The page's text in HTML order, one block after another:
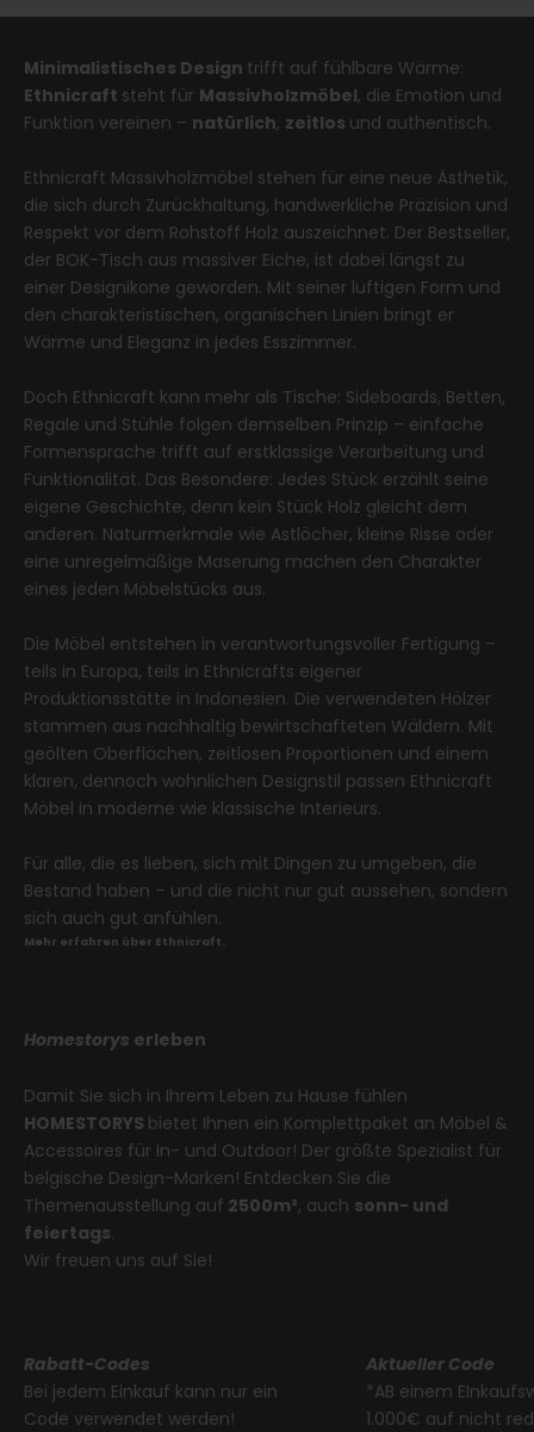
Minimalistisches Design trifft auf fühlbare Wärme:
Ethnicraft steht für Massivholzmöbel, die Emotion und
Funktion vereinen – natürlich, zeitlos und authentisch.
Ethnicraft Massivholzmöbel stehen für eine neue Ästhetik,
die sich durch Zurückhaltung, handwerkliche Präzision und
Respekt vor dem Rohstoff Holz auszeichnet. Der Bestseller,
der BOK-Tisch aus massiver Eiche, ist dabei längst zu
einer Designikone geworden. Mit seiner luftigen Form und
den charakteristischen, organischen Linien bringt er
Wärme und Eleganz in jedes Esszimmer.
Doch Ethnicraft kann mehr als Tische: Sideboards, Betten,
Regale und Stühle folgen demselben Prinzip – einfache
Formensprache trifft auf erstklassige Verarbeitung und
Funktionalität. Das Besondere: Jedes Stück erzählt seine
eigene Geschichte, denn kein Stück Holz gleicht dem
anderen. Naturmerkmale wie Astlöcher, kleine Risse oder
eine unregelmäßige Maserung machen den Charakter
eines jeden Möbelstücks aus.
Die Möbel entstehen in verantwortungsvoller Fertigung –
teils in Europa, teils in Ethnicrafts eigener
Produktionsstätte in Indonesien. Die verwendeten Hölzer
stammen aus nachhaltig bewirtschafteten Wäldern. Mit
geölten Oberflächen, zeitlosen Proportionen und einem
klaren, dennoch wohnlichen Designstil passen Ethnicraft
Möbel in moderne wie klassische Interieurs.
Für alle, die es lieben, sich mit Dingen zu umgeben, die
Bestand haben – und die nicht nur gut aussehen, sondern
sich auch gut anfühlen.
Mehr erfahren über Ethnicraft.
Homestorys erleben
Damit Sie sich in Ihrem Leben zu Hause fühlen
HOMESTORYS bietet Ihnen ein Komplettpaket an Möbel &
Accessoires für In- und Outdoor! Der größte Spezialist für
belgische Design-Marken! Entdecken Sie die
Themenausstellung auf 2500m², auch sonn- und
feiertags.
Wir freuen uns auf Sie!
Rabatt-Codes
Bei jedem Einkauf kann nur ein
Code verwendet werden!
Aktueller Code
*AB einem
1.000€ auf nicht